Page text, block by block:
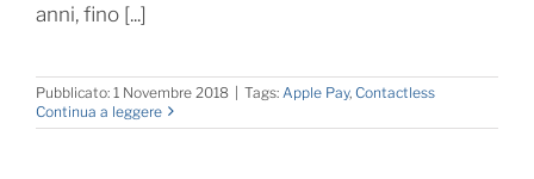
anni, fino [...]
Pubblicato: 1 Novembre 2018 Tags: Apple Pay, Contactless
Continua a leggere